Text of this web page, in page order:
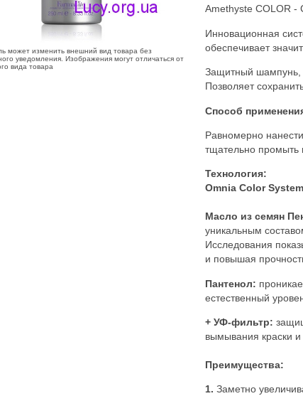
может изменить внешний вид товара без
уведомления. Изображения могут отличаться от
вида товара
Amethyste COLOR -
Инновационная
обеспечивает
Защитный шампунь,
Позволяет
Способ
Равномерно
тщательно промыть
Технология:
Omnia Color System
Масло из семян
уникальным
Исследования
и повышая
Пантенол:
естественный
+ УФ-фильтр:
вымывания краски и
Преимущества:
1. Заметно